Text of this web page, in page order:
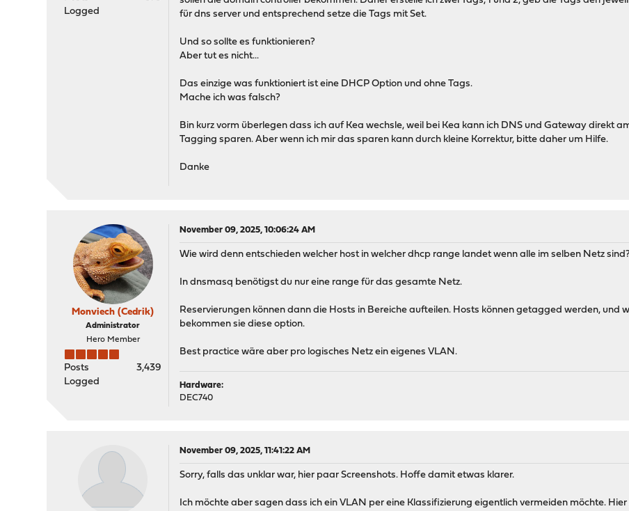
Logged
für dns server und entsprechend setze die Tags mit Set.
Und so sollte es funktionieren?
Aber tut es nicht...
Das einzige was funktioniert ist eine DHCP Option und ohne Tags.
Mache ich was falsch?
Bin kurz vorm überlegen dass ich auf Kea wechsle, weil bei Kea kann ich DNS und Gateway direkt
Tagging sparen. Aber wenn ich mir das sparen kann durch kleine Korrektur, bitte daher um Hilfe.
Danke
Monviech (Cedrik)
Administrator
Hero Member
Posts
3,439
Logged
November 09, 2025, 10:06:24 AM
Wie wird denn entschieden welcher host in welcher dhcp range landet wenn alle im selben Netz
In dnsmasq benötigst du nur eine range für das gesamte Netz.
Reservierungen können dann die Hosts in Bereiche aufteilen. Hosts können getagged werden, und
bekommen sie diese option.
Best practice wäre aber pro logisches Netz ein eigenes VLAN.
Hardware:
DEC740
November 09, 2025, 11:41:22 AM
Sorry, falls das unklar war, hier paar Screenshots. Hoffe damit etwas klarer.
Ich möchte aber sagen dass ich ein VLAN per eine Klassifizierung eigentlich vermeiden möchte.